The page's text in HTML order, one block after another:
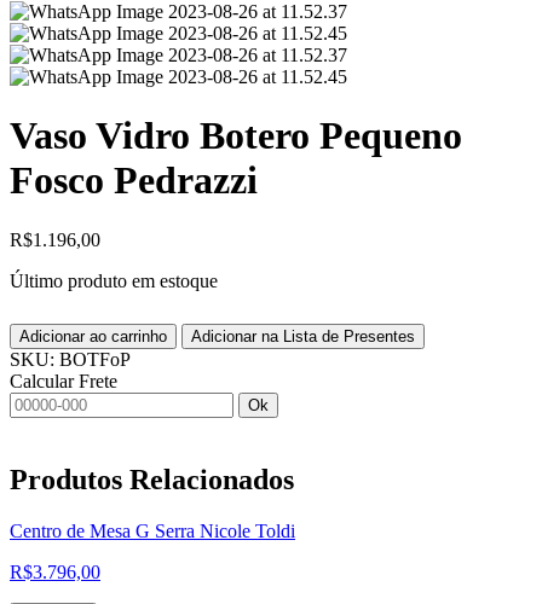
Vaso Vidro Botero Pequeno
Fosco Pedrazzi
R$1.196,00
Último produto em estoque
Adicionar ao carrinho Adicionar na Lista de Presentes
SKU: BOTFoP
Calcular Frete
Ok
Produtos Relacionados
Centro de Mesa G Serra Nicole Toldi
R$3.796,00